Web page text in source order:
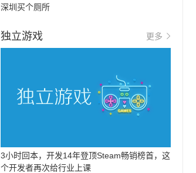
深圳买个厕所
独立游戏 更多
3小时回本，开发14年登顶Steam畅销榜首，这
个开发者再次给行业上课